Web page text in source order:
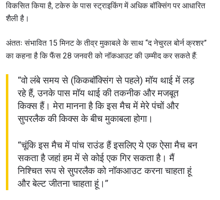
विकसित किया है, टकेरु के पास स्ट्राइकिंग में अधिक बॉक्सिंग पर आधारित
शैली है।
अंततः संभावित 15 मिनट के तीव्र मुकाबले के साथ “द नेचुरल बोर्न क्रशर”
का कहना है कि फैंस 28 जनवरी को नॉकआउट की उम्मीद कर सकते हैं:
“वो लंबे समय से (किकबॉक्सिंग से पहले) मॉय थाई में लड़
रहे हैं, उनके पास मॉय थाई की तकनीक और मजबूत
किक्स हैं। मेरा मानना ​​है कि इस मैच में मेरे पंचों और
सुपरलैक की किक्स के बीच मुकाबला होगा।
“चूंकि इस मैच में पांच राउंड हैं इसलिए ये एक ऐसा मैच बन
सकता है जहां हम में से कोई एक गिर सकता है। मैं
निश्चित रूप से सुपरलैक को नॉकआउट करना चाहता हूं
और बेल्ट जीतना चाहता हूं।”